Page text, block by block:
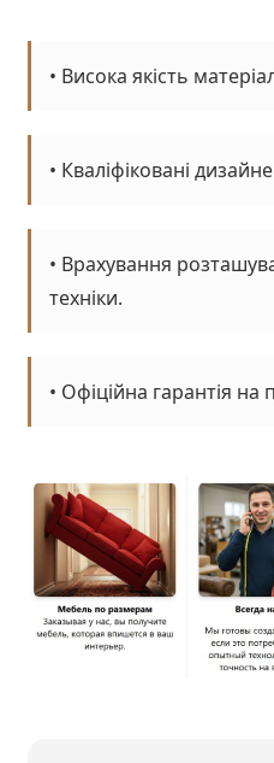
• Висока якість
• Кваліфіковані
• Врахування
техніки.
• Офіційна гарантія на